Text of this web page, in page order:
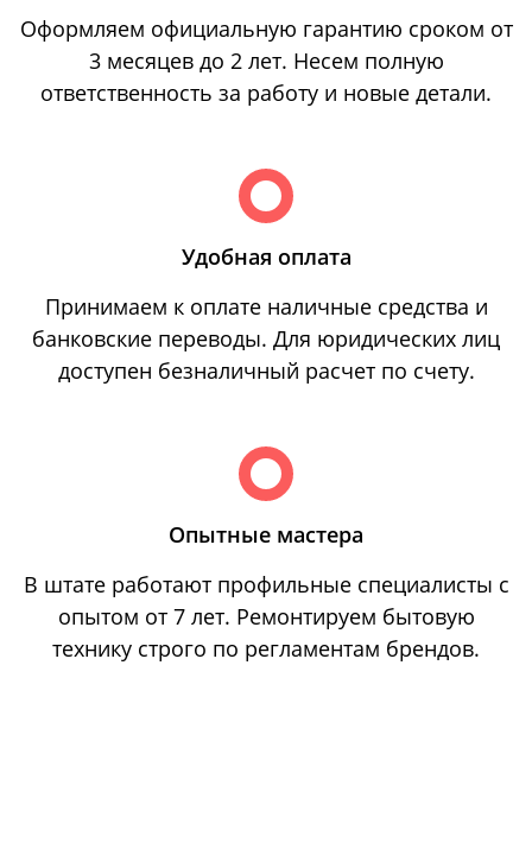
Оформляем официальную гарантию сроком от
3 месяцев до 2 лет. Несем полную
ответственность за работу и новые детали.
Удобная оплата
Принимаем к оплате наличные средства и
банковские переводы. Для юридических лиц
доступен безналичный расчет по счету.
Опытные мастера
В штате работают профильные специалисты с
опытом от 7 лет. Ремонтируем бытовую
технику строго по регламентам брендов.